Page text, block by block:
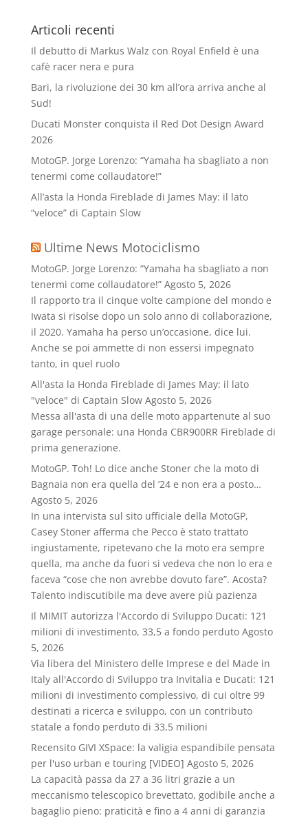
Articoli recenti
Il debutto di Markus Walz con Royal Enfield è una
cafè racer nera e pura
Bari, la rivoluzione dei 30 km all’ora arriva anche al
Sud!
Ducati Monster conquista il Red Dot Design Award
2026
MotoGP. Jorge Lorenzo: “Yamaha ha sbagliato a non
tenermi come collaudatore!”
All’asta la Honda Fireblade di James May: il lato
“veloce” di Captain Slow
Ultime News Motociclismo
MotoGP. Jorge Lorenzo: “Yamaha ha sbagliato a non
tenermi come collaudatore!” Agosto 5, 2026
Il rapporto tra il cinque volte campione del mondo e
Iwata si risolse dopo un solo anno di collaborazione,
il 2020. Yamaha ha perso un’occasione, dice lui.
Anche se poi ammette di non essersi impegnato
tanto, in quel ruolo
All'asta la Honda Fireblade di James May: il lato
"veloce" di Captain Slow Agosto 5, 2026
Messa all'asta di una delle moto appartenute al suo
garage personale: una Honda CBR900RR Fireblade di
prima generazione.
MotoGP. Toh! Lo dice anche Stoner che la moto di
Bagnaia non era quella del ’24 e non era a posto…
Agosto 5, 2026
In una intervista sul sito ufficiale della MotoGP,
Casey Stoner afferma che Pecco è stato trattato
ingiustamente, ripetevano che la moto era sempre
quella, ma anche da fuori si vedeva che non lo era e
faceva “cose che non avrebbe dovuto fare”. Acosta?
Talento indiscutibile ma deve avere più pazienza
Il MIMIT autorizza l'Accordo di Sviluppo Ducati: 121
milioni di investimento, 33,5 a fondo perduto Agosto
5, 2026
Via libera del Ministero delle Imprese e del Made in
Italy all'Accordo di Sviluppo tra Invitalia e Ducati: 121
milioni di investimento complessivo, di cui oltre 99
destinati a ricerca e sviluppo, con un contributo
statale a fondo perduto di 33,5 milioni
Recensito GIVI XSpace: la valigia espandibile pensata
per l'uso urban e touring [VIDEO] Agosto 5, 2026
La capacità passa da 27 a 36 litri grazie a un
meccanismo telescopico brevettato, godibile anche a
bagaglio pieno: praticità e fino a 4 anni di garanzia